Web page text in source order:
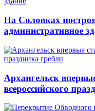
На Соловках
административное
Архангельск
всероссийского